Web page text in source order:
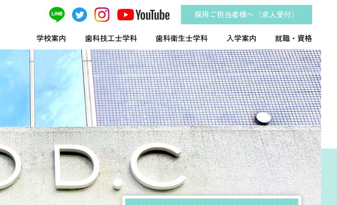
採用ご担当者様へ（求人受付）
学校案内 歯科技工士学科 歯科衛生士学科 入学案内 就職・資格